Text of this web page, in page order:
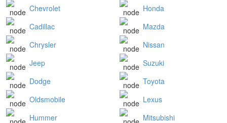
Chevrolet
Cadillac
Chrysler
Jeep
Dodge
Oldsmobile
Hummer
Honda
Mazda
Nissan
Suzuki
Toyota
Lexus
Mitsubishi